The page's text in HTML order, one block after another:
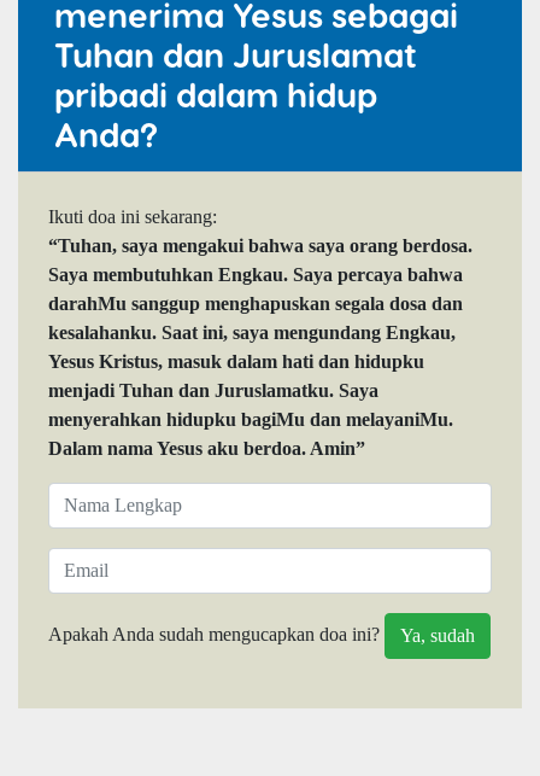
menerima Yesus sebagai
Tuhan dan Juruslamat
pribadi dalam hidup
Anda?
Ikuti doa ini sekarang:
“Tuhan, saya mengakui bahwa saya orang berdosa.
Saya membutuhkan Engkau. Saya percaya bahwa
darahMu sanggup menghapuskan segala dosa dan
kesalahanku. Saat ini, saya mengundang Engkau,
Yesus Kristus, masuk dalam hati dan hidupku
menjadi Tuhan dan Juruslamatku. Saya
menyerahkan hidupku bagiMu dan melayaniMu.
Dalam nama Yesus aku berdoa. Amin”
Apakah Anda sudah mengucapkan doa ini?